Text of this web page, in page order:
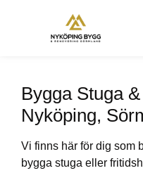
Bygga Stuga
Nyköping,
Vi finns här för dig som
bygga stuga eller